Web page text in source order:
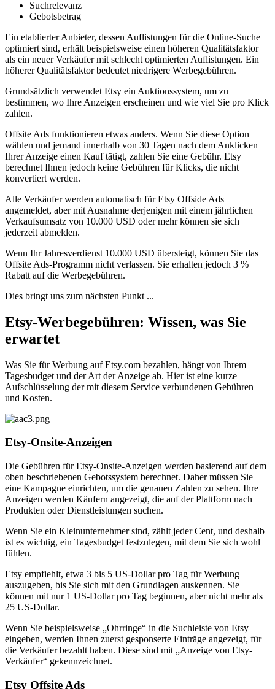
Suchrelevanz
Gebotsbetrag
Ein etablierter Anbieter, dessen Auflistungen für die Online-Suche
optimiert sind, erhält beispielsweise einen höheren Qualitätsfaktor
als ein neuer Verkäufer mit schlecht optimierten Auflistungen. Ein
höherer Qualitätsfaktor bedeutet niedrigere Werbegebühren.
Grundsätzlich verwendet Etsy ein Auktionssystem, um zu
bestimmen, wo Ihre Anzeigen erscheinen und wie viel Sie pro Klick
zahlen.
Offsite Ads funktionieren etwas anders. Wenn Sie diese Option
wählen und jemand innerhalb von 30 Tagen nach dem Anklicken
Ihrer Anzeige einen Kauf tätigt, zahlen Sie eine Gebühr. Etsy
berechnet Ihnen jedoch keine Gebühren für Klicks, die nicht
konvertiert werden.
Alle Verkäufer werden automatisch für Etsy Offside Ads
angemeldet, aber mit Ausnahme derjenigen mit einem jährlichen
Verkaufsumsatz von 10.000 USD oder mehr können sie sich
jederzeit abmelden.
Wenn Ihr Jahresverdienst 10.000 USD übersteigt, können Sie das
Offsite Ads-Programm nicht verlassen. Sie erhalten jedoch 3 %
Rabatt auf die Werbegebühren.
Dies bringt uns zum nächsten Punkt ...
Etsy-Werbegebühren: Wissen, was Sie
erwartet
Was Sie für Werbung auf Etsy.com bezahlen, hängt von Ihrem
Tagesbudget und der Art der Anzeige ab. Hier ist eine kurze
Aufschlüsselung der mit diesem Service verbundenen Gebühren
und Kosten.
Etsy-Onsite-Anzeigen
Die Gebühren für Etsy-Onsite-Anzeigen werden basierend auf dem
oben beschriebenen Gebotssystem berechnet. Daher müssen Sie
eine Kampagne einrichten, um die genauen Zahlen zu sehen. Ihre
Anzeigen werden Käufern angezeigt, die auf der Plattform nach
Produkten oder Dienstleistungen suchen.
Wenn Sie ein Kleinunternehmer sind, zählt jeder Cent, und deshalb
ist es wichtig, ein Tagesbudget festzulegen, mit dem Sie sich wohl
fühlen.
Etsy empfiehlt, etwa 3 bis 5 US-Dollar pro Tag für Werbung
auszugeben, bis Sie sich mit den Grundlagen auskennen. Sie
können mit nur 1 US-Dollar pro Tag beginnen, aber nicht mehr als
25 US-Dollar.
Wenn Sie beispielsweise „Ohrringe“ in die Suchleiste von Etsy
eingeben, werden Ihnen zuerst gesponserte Einträge angezeigt, für
die Verkäufer bezahlt haben. Diese sind mit „Anzeige von Etsy-
Verkäufer“ gekennzeichnet.
Etsy Offsite Ads